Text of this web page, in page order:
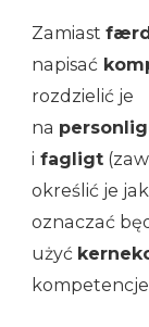
Zamiast
napisać
rozdzielić je
na
i fagligt
określić je
oznaczać
użyć